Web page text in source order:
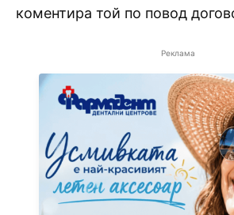
коментира той по повод
Реклама